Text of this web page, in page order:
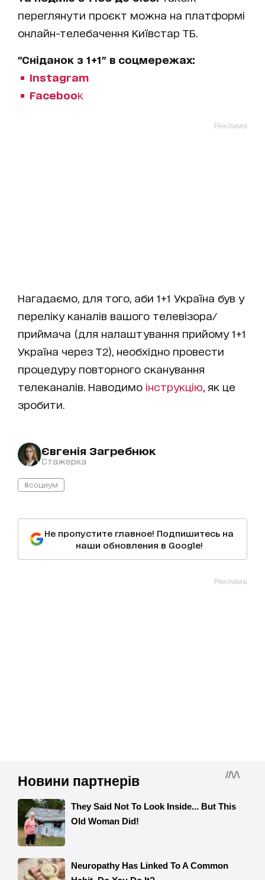
переглянути проєкт можна на платформі
онлайн-телебачення Київстар ТБ.
"Сніданок з 1+1" в соцмережах:
Instagram
Facebook
Реклама
Нагадаємо, для того, аби 1+1 Україна був у
переліку каналів вашого телевізора/
приймача (для налаштування прийому 1+1
Україна через Т2), необхідно провести
процедуру повторного сканування
телеканалів. Наводимо інструкцію , як це
зробити.
Євгенія Загребнюк
Стажерка
#социум
Не пропустите главное! Подпишитесь на
наши обновления в Google!
Реклама